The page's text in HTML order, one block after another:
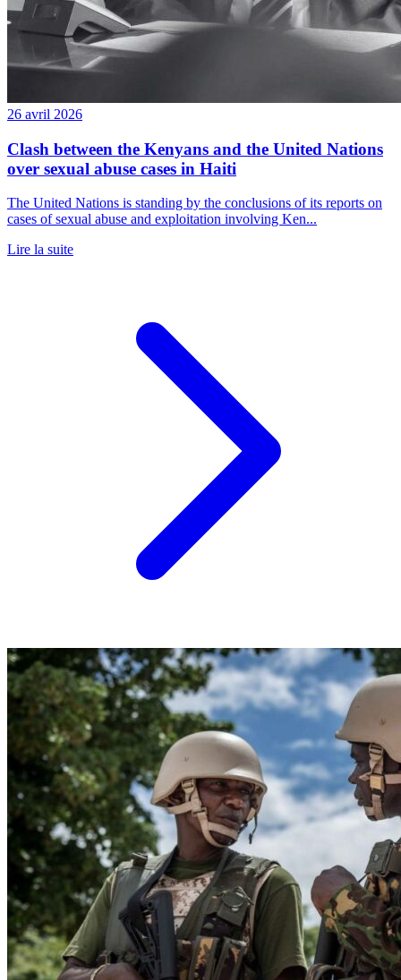
26 avril 2026
Clash between the Kenyans and the United Nations
over sexual abuse cases in Haiti
The United Nations is standing by the conclusions of its reports on
cases of sexual abuse and exploitation involving Ken...
Lire la suite